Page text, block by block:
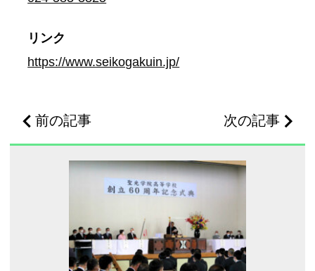
リンク
https://www.seikogakuin.jp/
前の記事 次の記事